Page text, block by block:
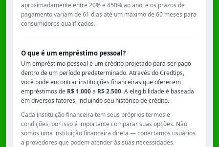
aproximadamente entre 20% e 450% ao ano, e os prazos de
pagamento variam de 61 dias até um máximo de 60 meses para
consumidores qualificados.
O que é um empréstimo pessoal?
Um empréstimo pessoal é um crédito projetado para ser pago
dentro de um período predeterminado. Através do Credtips,
você pode encontrar instituições financeiras que oferecem
empréstimos de R$ 1.000a R$ 2.500. A elegibilidade é baseada
em diversos fatores, incluindo seu histórico de crédito.
Cada instituição financeira tem seus próprios termos e
condições, por isso é importante comparar suas opções. Não
somos uma instituição financeira direta — conectamos usuários
a provedores que podem atender às suas necessidades.